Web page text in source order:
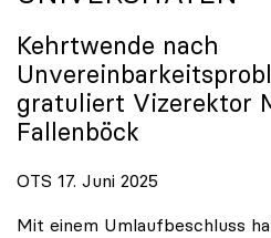
Kehrtwende nach
gratuliert Vizerektor
Fallenböck
OTS 17. Juni 2025
Mit einem Umlaufbeschluss